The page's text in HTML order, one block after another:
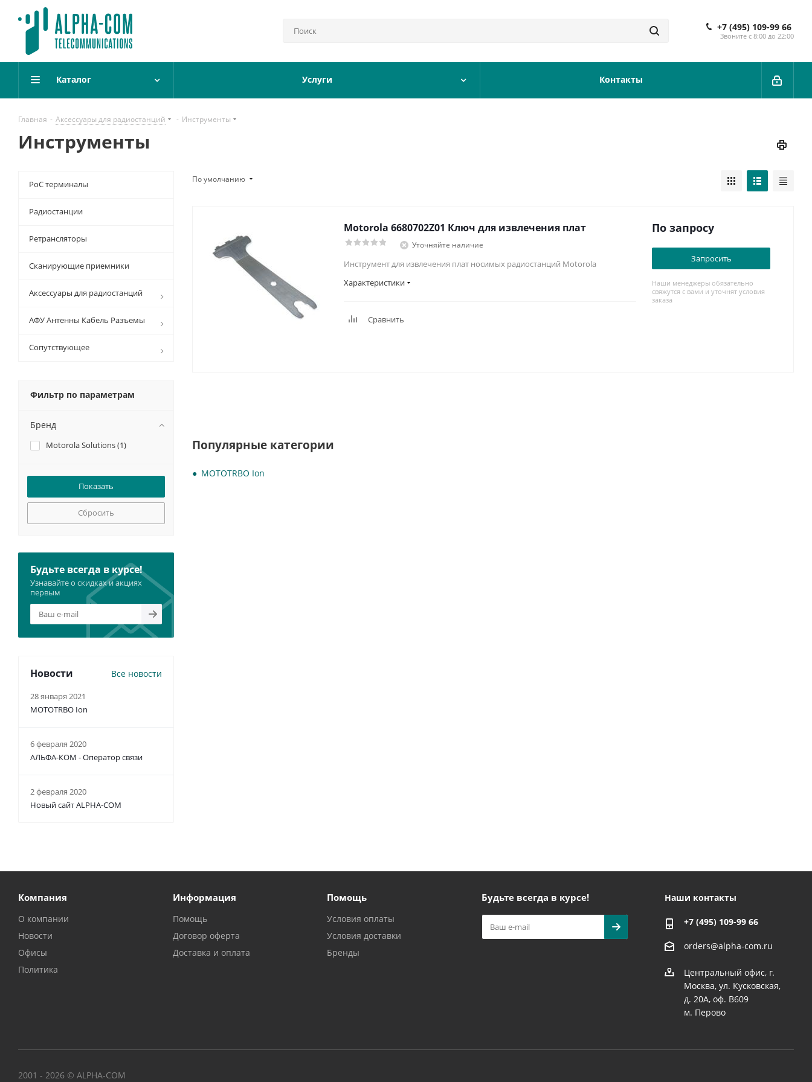
+7 (495) 109-99 66
Звоните с 8:00 до 22:00
Каталог Услуги Контакты
Главная - Аксессуары для радиостанций - Инструменты
Инструменты
По умолчанию
Motorola 6680702Z01 Ключ для извлечения плат
Уточняйте наличие
Инструмент для извлечения плат носимых радиостанций Motorola
Характеристики
Сравнить
По запросу
Запросить
Наши менеджеры обязательно
свяжутся с вами и уточнят условия
заказа
Популярные категории
MOTOTRBO Ion
PoC терминалы
Радиостанции
Ретрансляторы
Сканирующие приемники
Аксессуары для радиостанций
АФУ Антенны Кабель Разъемы
Сопутствующее
Фильтр по параметрам
Бренд
Motorola Solutions (1)
Сбросить
Будьте всегда в курсе!
Узнавайте о скидках и акциях
первым
Новости Все новости
28 января 2021
MOTOTRBO Ion
6 февраля 2020
АЛЬФА-КОМ - Оператор связи
2 февраля 2020
Новый сайт ALPHA-COM
Компания
О компании
Новости
Офисы
Политика
Информация
Помощь
Договор оферта
Доставка и оплата
Помощь
Условия оплаты
Условия доставки
Бренды
Будьте всегда в курсе! Наши контакты
+7 (495) 109-99 66
orders@alpha-com.ru
Центральный офис, г.
Москва, ул. Кусковская,
д. 20А, оф. В609
м. Перово
2001 - 2026 © ALPHA-COM